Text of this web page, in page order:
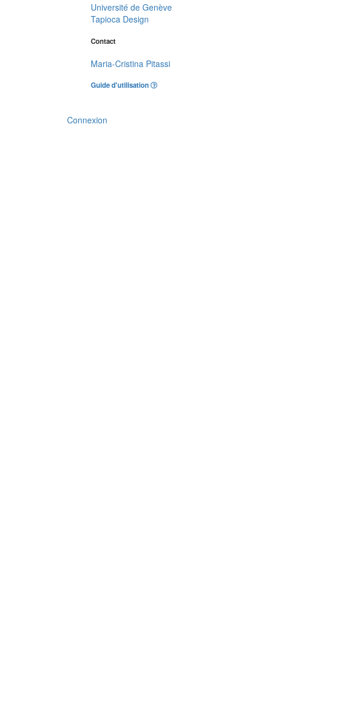
Université de Genève
Tapioca Design
Contact
Maria-Cristina Pitassi
Guide d'utilisation
Connexion